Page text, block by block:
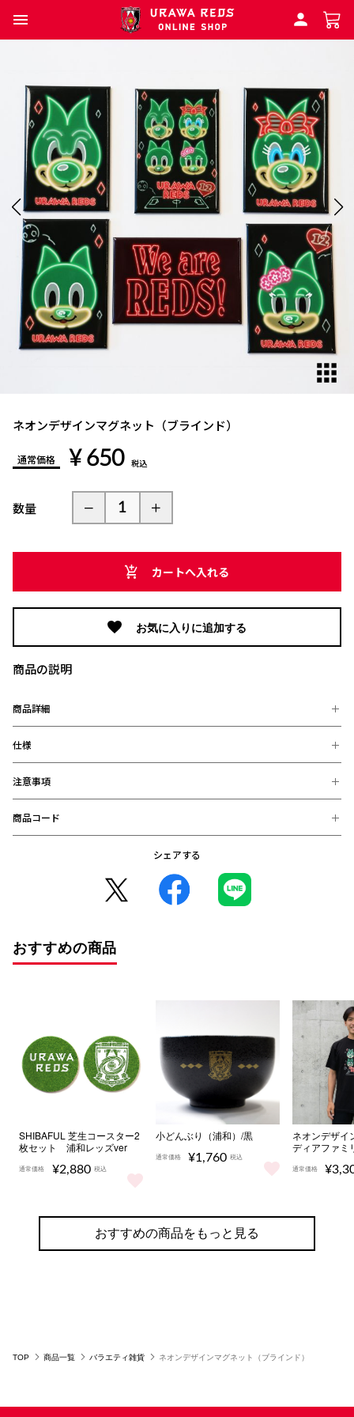
ネオンデザインマグネット（ブラインド）
通常価格 ¥ 650 税込
数量
カートへ入れる
お気に入りに追加する
商品の説明
商品詳細
ネオンデザインに姿を変えたレディアファミリーのマグネット。
全6種、ぜひコンプリートを目指して集めて、お気に入りの場所に
飾ってください！
仕様
【素材】
ブリキ・マグネット
【サイズ】
注意事項
※お届け後の、お客様都合による、返品、交換は出来ません。ご注意く
ださい。
メーカー・機種・画面設定等により、実際の商品の色と異なって見える
※デザインなどの仕様が予告なく変更になることがございます。
○コンビニ決済をご利用のお客様へ○
自動的にキャンセルとなりますので、十分にご注意下さい。
※2020年12月1日から、振り込み期限が7日から3日に短縮となりまし
商品コード
シェアする
おすすめの商品
SHIBAFUL 芝生コースター2
枚セット 浦和レッズver
通常価格 ¥2,880 税込
SHIBAFUL 芝生コースター2枚セット 浦和レッズver を
小どんぶり（浦和）/黒
通常価格 ¥1,760 税込
小どんぶり（浦和）/黒 をもっと見
ネオンデザイ
ディアファミ
通常価格
おすすめの商品をもっと見る
TOP 商品一覧 バラエティ雑貨 ネオンデザインマグネット（ブラインド）